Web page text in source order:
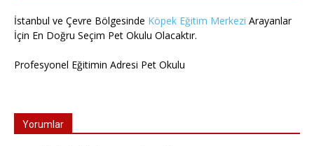
İstanbul ve Çevre Bölgesinde Köpek Eğitim Merkezi Arayanlar
İçin En Doğru Seçim Pet Okulu Olacaktır.
Profesyonel Eğitimin Adresi Pet Okulu
Yorumlar